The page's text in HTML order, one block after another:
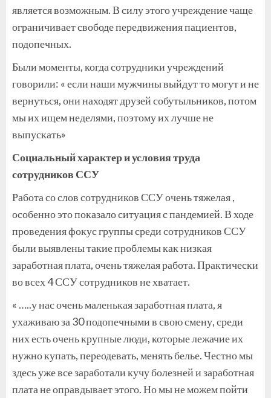
является возможным. В силу этого учреждение чаще
ограничивает свободе передвижения пациентов,
подопечных.
Были моменты, когда сотрудники учреждений
говорили: « если наши мужчины выйдут то могут и не
вернуться, они находят друзей собутыльников, потом
мы их ищем неделями, поэтому их лучше не
выпускать»
Социальный характер и условия труда
сотрудников ССУ
Работа со слов сотрудников ССУ очень тяжелая ,
особенно это показало ситуация с пандемией. В ходе
проведения фокус группы среди сотрудников ССУ
были выявлены такие проблемы как низкая
заработная плата, очень тяжелая работа. Практически
во всех 4 ССУ сотрудников не хватает.
« …..у нас очень маленькая заработная плата, я
ухаживаю за 30 подопечными в свою смену, среди
них есть очень крупные люди, которые лежачие их
нужно купать, переодевать, менять белье. Честно мы
здесь уже все заработали кучу болезней и заработная
плата не оправдывает этого. Но мы не можем пойти